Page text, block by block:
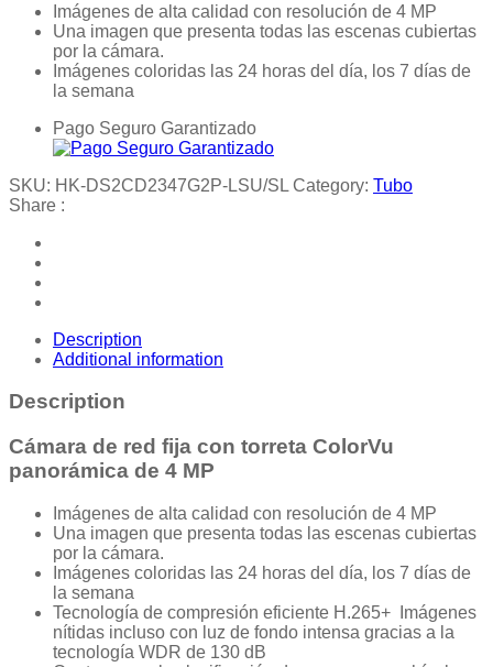
Imágenes de alta calidad con resolución de 4 MP
Una imagen que presenta todas las escenas cubiertas
por la cámara.
Imágenes coloridas las 24 horas del día, los 7 días de
la semana
Pago Seguro Garantizado
SKU: HK-DS2CD2347G2P-LSU/SL Category: Tubo
Share :
Description
Additional information
Description
Cámara de red fija con torreta ColorVu
panorámica de 4 MP
Imágenes de alta calidad con resolución de 4 MP
Una imagen que presenta todas las escenas cubiertas
por la cámara.
Imágenes coloridas las 24 horas del día, los 7 días de
la semana
Tecnología de compresión eficiente H.265+ Imágenes
nítidas incluso con luz de fondo intensa gracias a la
tecnología WDR de 130 dB